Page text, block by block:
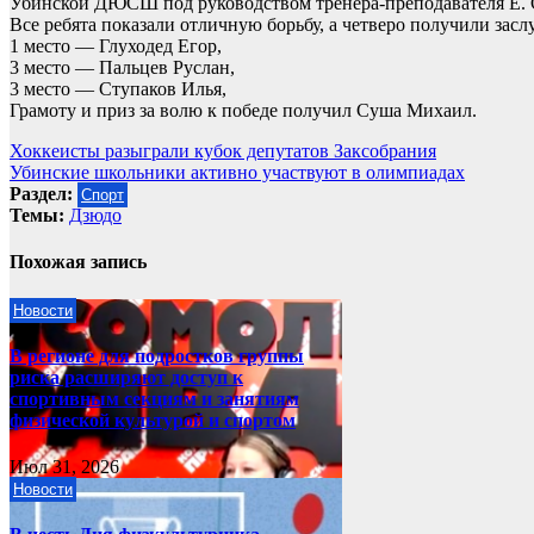
Все ребята показали отличную борьбу, а четверо получили
1 место — Глуходед Егор,
3 место — Пальцев Руслан,
3 место — Ступаков Илья,
Грамоту и приз за волю к победе получил Суша Михаил.
Навигация
по
записям
Хоккеисты разыграли кубок депутатов Заксобрания
Убинские школьники активно участвуют в олимпиадах
Раздел: Спорт
Темы: Дзюдо
Похожая запись
Новости
В регионе для подростков группы
риска расширяют доступ к
спортивным секциям и занятиям
физической культурой и спортом
Июл 31, 2026
Новости